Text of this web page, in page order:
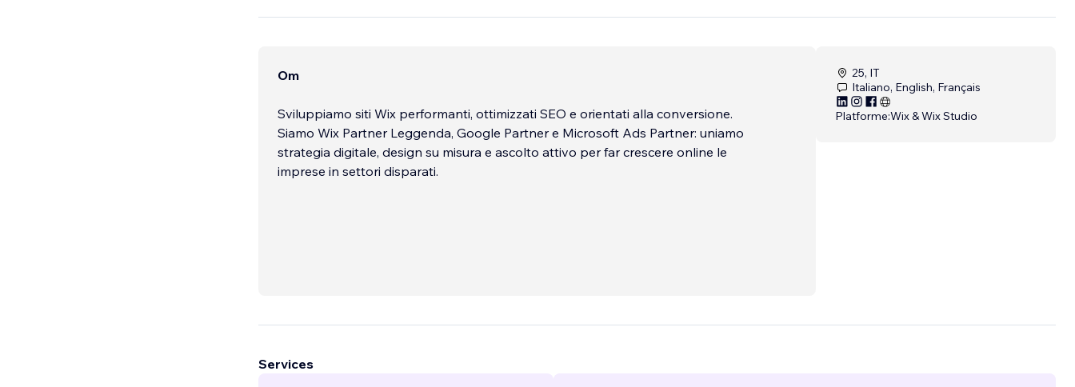
Om
Sviluppiamo siti Wix performanti, ottimizzati SEO e orientati alla conversione.
Siamo Wix Partner Leggenda, Google Partner e Microsoft Ads Partner: uniamo
strategia digitale, design su misura e ascolto attivo per far crescere online le
imprese in settori disparati.
25, IT
Italiano, English, Français
Platforme:Wix & Wix Studio
Services